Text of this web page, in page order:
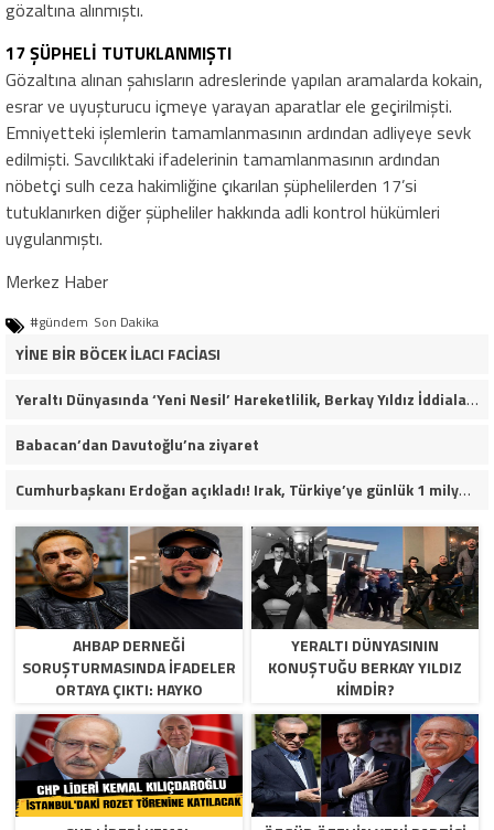
gözaltına alınmıştı.
17 ŞÜPHELİ TUTUKLANMIŞTI
Gözaltına alınan şahısların adreslerinde yapılan aramalarda kokain,
esrar ve uyuşturucu içmeye yarayan aparatlar ele geçirilmişti.
Emniyetteki işlemlerin tamamlanmasının ardından adliyeye sevk
edilmişti. Savcılıktaki ifadelerinin tamamlanmasının ardından
nöbetçi sulh ceza hakimliğine çıkarılan şüphelilerden 17’si
tutuklanırken diğer şüpheliler hakkında adli kontrol hükümleri
uygulanmıştı.
Merkez Haber
#gündem Son Dakika
YİNE BİR BÖCEK İLACI FACİASI
Yeraltı Dünyasında ‘Yeni Nesil’ Hareketlilik, Berkay Yıldız İddiaları Soruşturma Dosyalarına Yansıdı!
Babacan’dan Davutoğlu’na ziyaret
Cumhurbaşkanı Erdoğan açıkladı! Irak, Türkiye’ye günlük 1 milyon varil petrol verecek
AHBAP DERNEĞI
SORUŞTURMASINDA İFADELER
ORTAYA ÇIKTI: HAYKO
CEPKIN’DEN DIKKAT ÇEKEN
AÇIKLAMALAR
YERALTI DÜNYASININ
KONUŞTUĞU BERKAY YILDIZ
KIMDIR?